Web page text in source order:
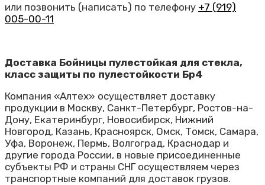
или позвонить (написать) по телефону +7 (919)
005-00-11
Доставка Бойницы пулестойкая для стекла,
класс защиты по пулестойкости Бр4
Компания «Алтех» осуществляет доставку
продукции в Москву, Санкт-Петербург, Ростов-на-
Дону, Екатеринбург, Новосибирск, Нижний
Новгород, Казань, Красноярск, Омск, Томск, Самара,
Уфа, Воронеж, Пермь, Волгоград, Краснодар и
другие города России, в новые присоединенные
субъекты РФ и страны СНГ осуществляем через
транспортные компаний для доставок грузов.